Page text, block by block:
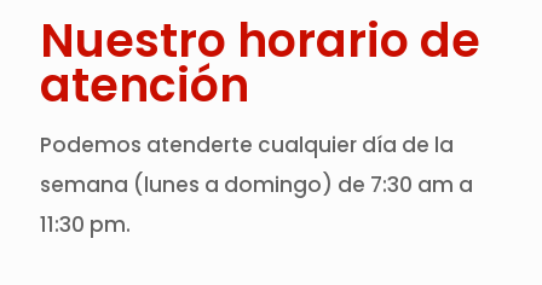
Nuestro horario de
atención
Podemos atenderte cualquier día de la
semana (lunes a domingo) de 7:30 am a
11:30 pm.